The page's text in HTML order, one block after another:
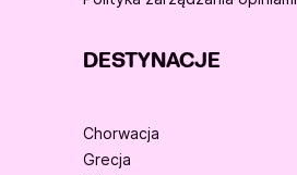
DESTYNACJE
Chorwacja
Grecja